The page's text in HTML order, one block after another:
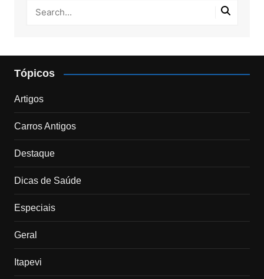
Tópicos
Artigos
Carros Antigos
Destaque
Dicas de Saúde
Especiais
Geral
Itapevi